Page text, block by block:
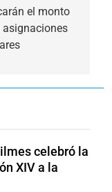
el monto
asignaciones
celebró la
XIV a la